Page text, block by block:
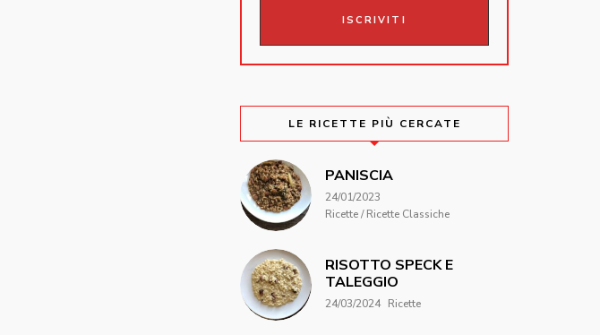
LE RICETTE PIÙ CERCATE
PANISCIA
24/01/2023
Ricette / Ricette Classiche
RISOTTO SPECK E
TALEGGIO
24/03/2024 Ricette